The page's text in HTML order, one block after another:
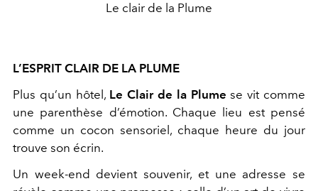
Le clair de la Plume
L’ESPRIT CLAIR DE LA PLUME
Plus qu’un hôtel, Le Clair de la Plume se vit comme
une parenthèse d’émotion. Chaque lieu est pensé
comme un cocon sensoriel, chaque heure du jour
trouve son écrin.
Un week-end devient souvenir, et une adresse se